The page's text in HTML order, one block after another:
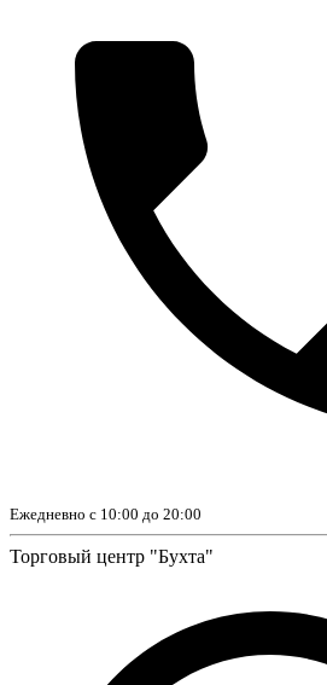
Ежедневно с 10:00 до 20:00
Торговый центр "Бухта"